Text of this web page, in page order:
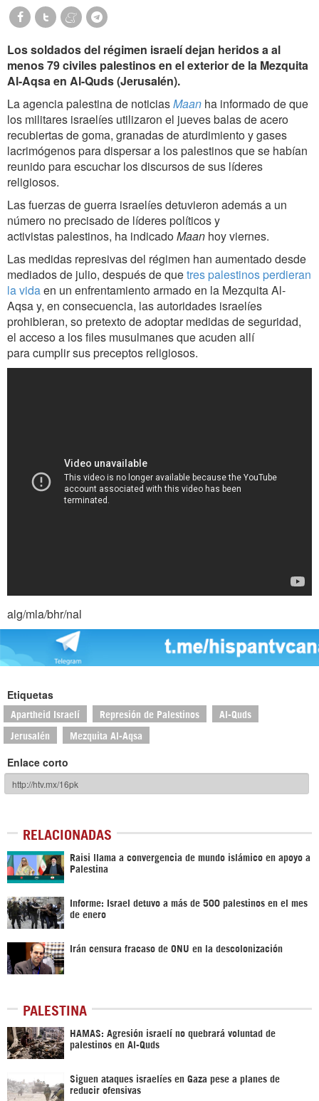
Los soldados del régimen israelí dejan heridos a al
menos 79 civiles palestinos en el exterior de la Mezquita
Al-Aqsa en Al-Quds (Jerusalén).
La agencia palestina de noticiasMaan ha informado de que
los militares israelíes utilizaron el jueves balas de acero
recubiertas de goma, granadas de aturdimiento y gases
lacrimógenos para dispersar a los palestinos que se habían
reunido para escuchar los discursos de sus líderes
religiosos.
Las fuerzas de guerra israelíes detuvieron además a un
número no precisado de líderes políticos y
activistas palestinos, ha indicadoMaan hoy viernes.
Las medidas represivas del régimen han aumentado desde
mediados de julio, después de quetres palestinos perdieran
la vidaen un enfrentamiento armado en la Mezquita Al-
Aqsa y, en consecuencia, las autoridades israelíes
prohibieran, so pretexto de adoptar medidas de seguridad,
el acceso a los files musulmanes que acuden allí
para cumplir sus preceptos religiosos.
alg/mla/bhr/nal
Etiquetas
Apartheid Israelí Represión de Palestinos Al-Quds
Jerusalén Mezquita Al-Aqsa
Enlace corto
RELACIONADAS
Raisi llama a convergencia de mundo islámico en apoyo a
Palestina
Informe: Israel detuvo a más de 500 palestinos en el mes
de enero
Irán censura fracaso de ONU en la descolonización
PALESTINA
HAMAS: Agresión israelí no quebrará voluntad de
palestinos en Al-Quds
Siguen ataques israelíes en Gaza pese a planes de
reducir ofensivas